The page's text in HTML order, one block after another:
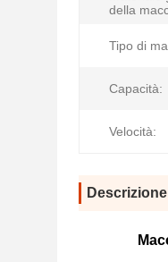
della
Tipo di
Capacità:
Velocità: